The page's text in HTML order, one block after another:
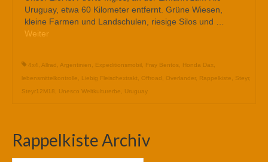
Uruguay, etwa 60 Kilometer entfernt. Grüne Wiesen,
kleine Farmen und Landschulen, riesige Silos und …
Weiter
4x4 Allrad Argentinien Expeditionsmobil Fray Bentos Honda Dax
lebensmittelkontrolle
Liebig Fleischextrakt Offroad Overlander, Rappelkiste Steyr,
Steyr12M18
Unesco Weltkulturerbe Uruguay
Rappelkiste Archiv